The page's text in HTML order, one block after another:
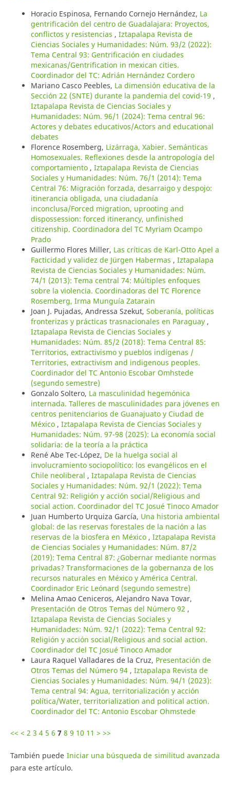
Horacio Espinosa, Fernando Cornejo Hernández, La
gentrificación del centro de Guadalajara: Proyectos,
conflictos y resistencias , Iztapalapa Revista de
Ciencias Sociales y Humanidades: Núm. 93/2 (2022):
Tema Central 93: Gentrificación en ciudades
mexicanas/Gentrification in mexican cities.
Coordinador del TC: Adrián Hernández Cordero
Mariano Casco Peebles, La dimensión educativa de la
Sección 22 (SNTE) durante la pandemia del covid-19 ,
Iztapalapa Revista de Ciencias Sociales y
Humanidades: Núm. 96/1 (2024): Tema central 96:
Actores y debates educativos/Actors and educational
debates
Florence Rosemberg, Lizárraga, Xabier. Semánticas
Homosexuales. Reflexiones desde la antropología del
comportamiento , Iztapalapa Revista de Ciencias
Sociales y Humanidades: Núm. 76/1 (2014): Tema
Central 76: Migración forzada, desarraigo y despojo:
itinerancia obligada, una ciudadanía
inconclusa/Forced migration, uprooting and
dispossession: forced itinerancy, unfinished
citizenship. Coordinadora del TC Myriam Ocampo
Prado
Guillermo Flores Miller, Las críticas de Karl-Otto Apel a
Facticidad y validez de Jürgen Habermas , Iztapalapa
Revista de Ciencias Sociales y Humanidades: Núm.
74/1 (2013): Tema central 74: Múltiples enfoques
sobre la violencia. Coordinadoras del TC Florence
Rosemberg, Irma Munguía Zatarain
Joan J. Pujadas, Andressa Szekut, Soberanía, políticas
fronterizas y prácticas trasnacionales en Paraguay ,
Iztapalapa Revista de Ciencias Sociales y
Humanidades: Núm. 85/2 (2018): Tema Central 85:
Territorios, extractivismo y pueblos indígenas /
Territories, extractivism and indigenous peoples.
Coordinador del TC Antonio Escobar Omhstede
(segundo semestre)
Gonzalo Soltero, La masculinidad hegemónica
internada. Talleres de masculinidades para jóvenes en
centros penitenciarios de Guanajuato y Ciudad de
México , Iztapalapa Revista de Ciencias Sociales y
Humanidades: Núm. 97-98 (2025): La economía social
solidaria: de la teoría a la práctica
René Abe Tec-López, De la huelga social al
involucramiento sociopolítico: los evangélicos en el
Chile neoliberal , Iztapalapa Revista de Ciencias
Sociales y Humanidades: Núm. 92/1 (2022): Tema
Central 92: Religión y acción social/Religious and
social action. Coordinador del TC Josué Tinoco Amador
Juan Humberto Urquiza García, Una historia ambiental
global: de las reservas forestales de la nación a las
reservas de la biosfera en México , Iztapalapa Revista
de Ciencias Sociales y Humanidades: Núm. 87/2
(2019): Tema Central 87: ¿Gobernar mediante normas
privadas? Transformaciones de la gobernanza de los
recursos naturales en México y América Central.
Coordinador Eric Leónard (segundo semestre)
Melina Amao Ceniceros, Alejandro Nava Tovar,
Presentación de Otros Temas del Número 92 ,
Iztapalapa Revista de Ciencias Sociales y
Humanidades: Núm. 92/1 (2022): Tema Central 92:
Religión y acción social/Religious and social action.
Coordinador del TC Josué Tinoco Amador
Laura Raquel Valladares de la Cruz, Presentación de
Otros Temas del Número 94 , Iztapalapa Revista de
Ciencias Sociales y Humanidades: Núm. 94/1 (2023):
Tema central 94: Agua, territorialización y acción
política/Water, territorialization and political action.
Coordinador del TC: Antonio Escobar Ohmstede
<< < 2 3 4 5 6 7 8 9 10 11 > >>
También puede Iniciar una búsqueda de similitud avanzada
para este artículo.